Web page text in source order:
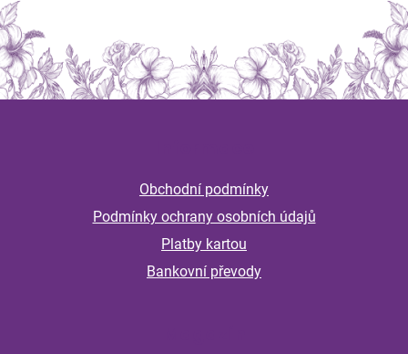
Z
Obchodní podmínky
Podmínky ochrany osobních údajů
Platby kartou
Bankovní převody